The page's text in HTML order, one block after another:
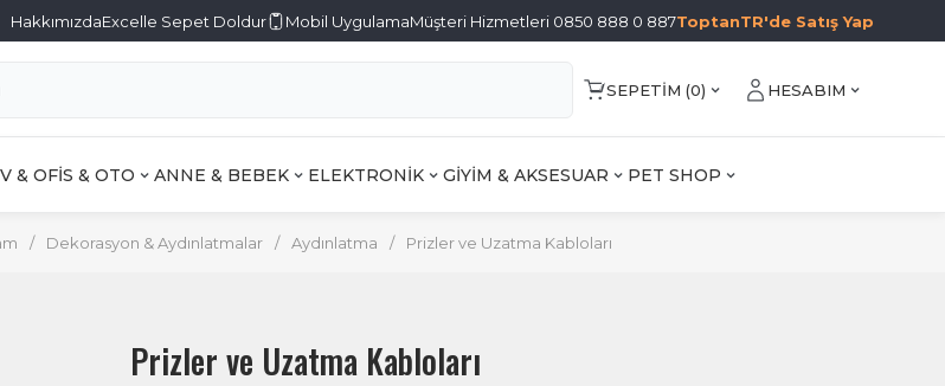
HakkımızdaExcelle Sepet Doldur Mobil UygulamaMüşteri Hizmetleri 0850 888 0 887ToptanTR'de Satış Yap
SEPETIM (0) HESABIM
& OFİS & OTO ANNE & BEBEK ELEKTRONİK GİYİM & AKSESUAR PET SHOP
/ Dekorasyon & Aydınlatmalar / Aydınlatma / Prizler ve Uzatma Kabloları
Prizler ve Uzatma Kabloları